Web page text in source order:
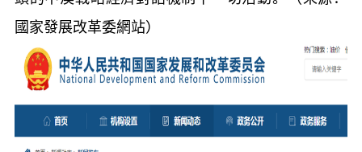
國家發展改革委網站）